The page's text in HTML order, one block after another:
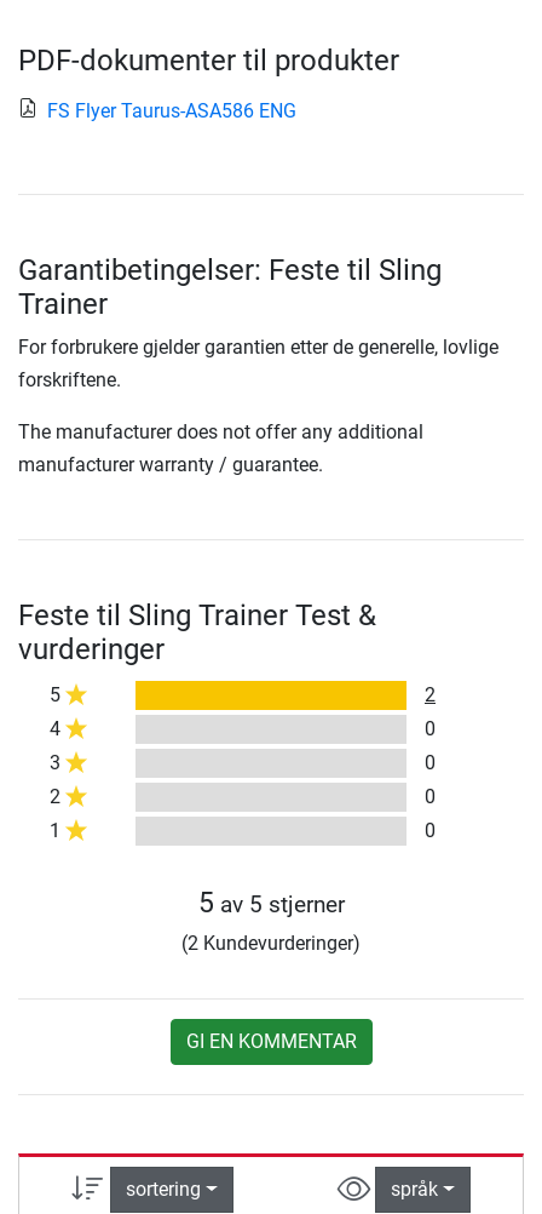
PDF-dokumenter til produkter
FS Flyer Taurus-ASA586 ENG
Garantibetingelser: Feste til Sling
Trainer
For forbrukere gjelder garantien etter de generelle, lovlige
forskriftene.
The manufacturer does not offer any additional
manufacturer warranty / guarantee.
Feste til Sling Trainer Test &
vurderinger
5
2
4
0
3
0
2
0
1
0
5 av 5 stjerner
(2 Kundevurderinger)
GI EN KOMMENTAR
sortering språk